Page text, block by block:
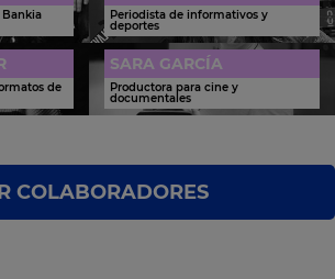
Bankia Periodista de informativos y
deportes
de
SARA GARCÍA
Productora para cine y
documentales
COLABORADORES